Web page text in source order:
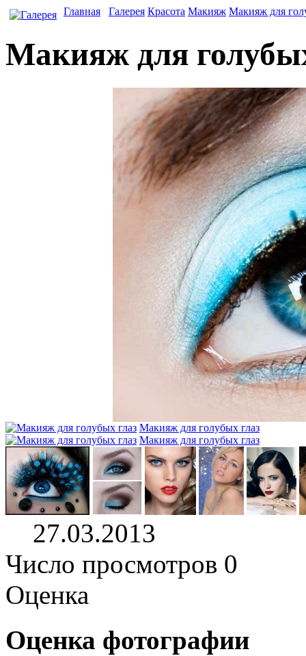
Главная Галерея Красота Макияж Макияж для
Макияж для
Макияж для голубых глаз
Макияж для голубых глаз
27.03.2013
Число просмотров 0
Оценка
Оценка фотографии